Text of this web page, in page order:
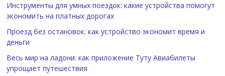
Инструменты для умных поездок: какие устройства помогут
экономить на платных дорогах
Проезд без остановок: как устройство экономит время и
деньги
Весь мир на ладони: как приложение Туту Авиабилеты
упрощает путешествия